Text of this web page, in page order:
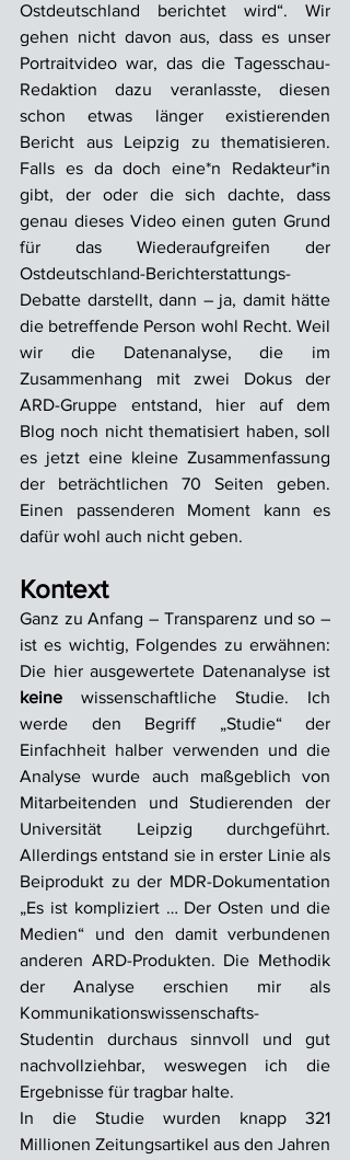
Ostdeutschland berichtet wird“. Wir
gehen nicht davon aus, dass es unser
Portraitvideo war, das die Tagesschau-
Redaktion dazu veranlasste, diesen
schon etwas länger existierenden
Bericht aus Leipzig zu thematisieren.
Falls es da doch eine*n Redakteur*in
gibt, der oder die sich dachte, dass
genau dieses Video einen guten Grund
für das Wiederaufgreifen der
Ostdeutschland-Berichterstattungs-
Debatte darstellt, dann – ja, damit hätte
die betreffende Person wohl Recht. Weil
wir die Datenanalyse, die im
Zusammenhang mit zwei Dokus der
ARD-Gruppe entstand, hier auf dem
Blog noch nicht thematisiert haben, soll
es jetzt eine kleine Zusammenfassung
der beträchtlichen 70 Seiten geben.
Einen passenderen Moment kann es
dafür wohl auch nicht geben.
Kontext
Ganz zu Anfang – Transparenz und so –
ist es wichtig, Folgendes zu erwähnen:
keine wissenschaftliche Studie. Ich
werde den Begriff „Studie“ der
Einfachheit halber verwenden und die
Analyse wurde auch maßgeblich von
Mitarbeitenden und Studierenden der
Universität Leipzig durchgeführt.
Allerdings entstand sie in erster Linie als
Beiprodukt zu der MDR-Dokumentation
„Es ist kompliziert … Der Osten und die
Medien“ und den damit verbundenen
anderen ARD-Produkten. Die Methodik
der Analyse erschien mir als
Kommunikationswissenschafts-
Studentin durchaus sinnvoll und gut
nachvollziehbar, weswegen ich die
Ergebnisse für tragbar halte.
In die Studie wurden knapp 321
Millionen Zeitungsartikel aus den Jahren